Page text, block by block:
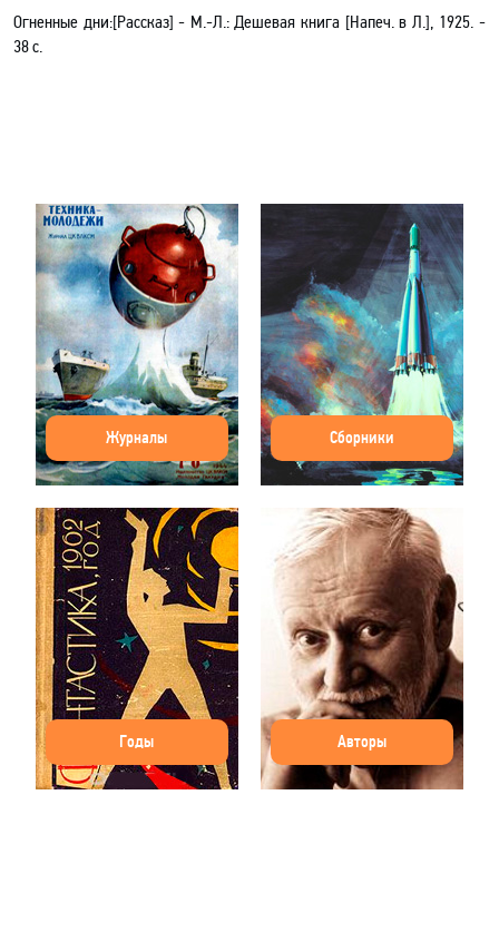
Огненные дни:[Рассказ] - М.-Л.: Дешевая книга [Напеч. в Л.], 1925. -
38с.
Журналы Сборники
Годы Авторы